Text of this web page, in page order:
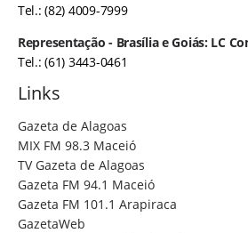
Tel.: (82) 4009-7999
Representação - Brasília e Goiás: LC
Tel.: (61) 3443-0461
Links
Gazeta de Alagoas
MIX FM 98.3 Maceió
TV Gazeta de Alagoas
Gazeta FM 94.1 Maceió
Gazeta FM 101.1 Arapiraca
GazetaWeb